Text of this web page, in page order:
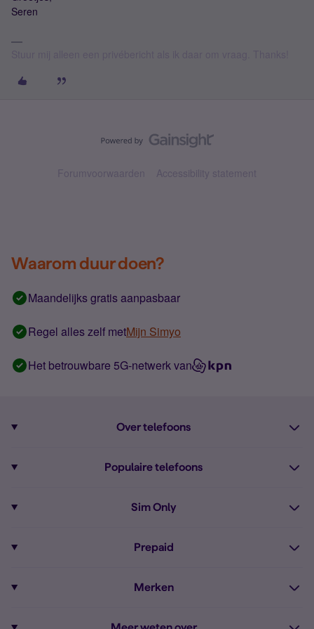
Seren
Forumvoorwaarden Accessibility statement
Waarom duur doen?
Maandelijks gratis aanpasbaar
Regel alles zelf metMijn Simyo
Het betrouwbare 5G-netwerk van
Over telefoons
Alle telefoons
Populaire telefoons
iPhone 16
Sim Only
Onbeperkt bellen
Zakelijk Sim Only abonnement
Prepaid
Merken